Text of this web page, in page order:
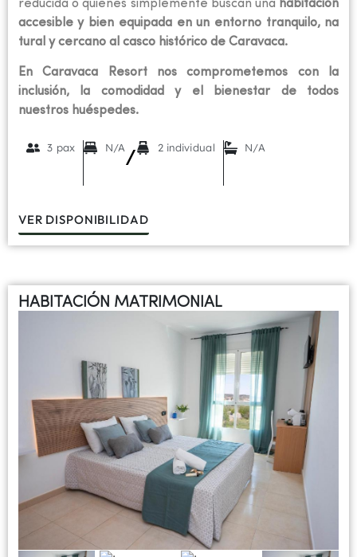
reducida o quienes simplemente buscan una habitación
accesible y bien equipada en un entorno tranquilo, na
tural y cercano al casco histórico de Caravaca.
En Caravaca Resort nos comprometemos con la
inclusión, la comodidad y el bienestar de todos
nuestros huéspedes.
3 pax N/A
/
2 individual N/A
VER DISPONIBILIDAD
HABITACIÓN MATRIMONIAL